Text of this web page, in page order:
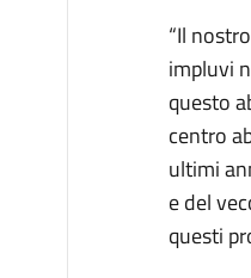
“Il
impluvi
questo
centro
ultimi
e del
questi